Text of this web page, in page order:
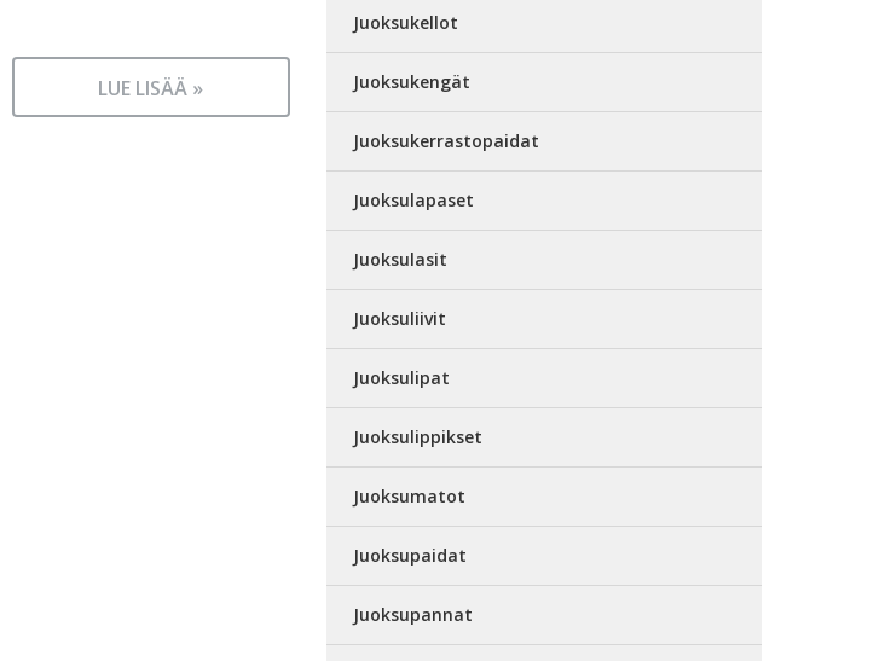
LUE LISÄÄ »
Juoksukellot
Juoksukengät
Juoksukerrastopaidat
Juoksulapaset
Juoksulasit
Juoksuliivit
Juoksulipat
Juoksulippikset
Juoksumatot
Juoksupaidat
Juoksupannat